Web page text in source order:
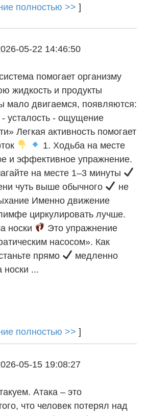
полностью >> ]
05-22 14:46:50
помогает организму
жидкость и продукты
мало двигаемся, появляются:
- усталость - ощущение
Легкая активность помогает
1. Ходьба на месте
и эффективное упражнение.
на месте 1–3 минуты
чуть выше обычного
не
Именно движение
циркулировать лучше.
носки
Это упражнение
насосом». Как
прямо
медленно
носки ...
полностью >> ]
05-15 19:08:27
Атака – это
что человек потерял над